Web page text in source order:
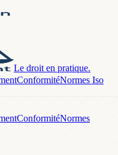
Le droit en pratique.
ConformitéNormes Iso
ConformitéNormes